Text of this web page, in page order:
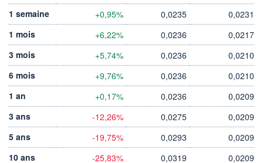
1 semaine
+0,95% 0,0235
0,0231
1 mois
+6,22% 0,0236
0,0217
3 mois
+5,74% 0,0236
0,0210
6 mois
+9,76% 0,0236
0,0210
1 an
+0,17% 0,0236
0,0209
3 ans
-12,26% 0,0275
0,0209
5 ans
-19,75% 0,0293
0,0209
10 ans
-25,83% 0,0319
0,0209